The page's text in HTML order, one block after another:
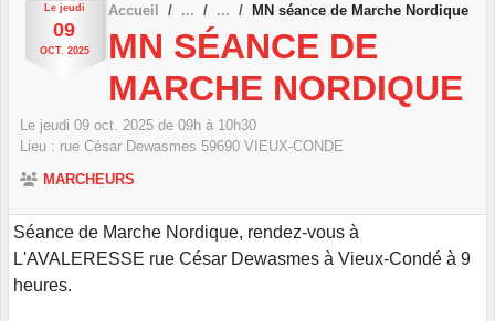
Le jeudi
09
OCT. 2025
Accueil MN séance de Marche Nordique
MN SÉANCE DE
MARCHE NORDIQUE
Le jeudi 09 oct. 2025 de 09h à 10h30
Lieu : rue César Dewasmes 59690 VIEUX-CONDE
MARCHEURS
Séance de Marche Nordique, rendez-vous à
L'AVALERESSE rue César Dewasmes à Vieux-Condé à 9
heures.